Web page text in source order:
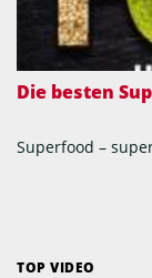
Die besten
Superfood –
TOP VIDEO